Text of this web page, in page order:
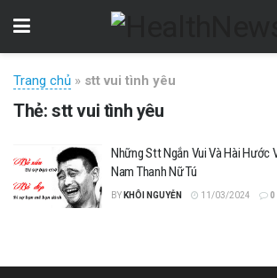
Trang chủ » stt vui tình yêu
Thẻ:stt vui tình yêu
Những Stt Ngắn Vui Và Hài Hước
Nam Thanh Nữ Tú
BY KHÔI NGUYỄN 11/03/2024 0